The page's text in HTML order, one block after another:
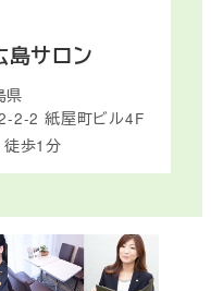
島サロン
県
2-2 紙屋町ビル4F
徒歩1分